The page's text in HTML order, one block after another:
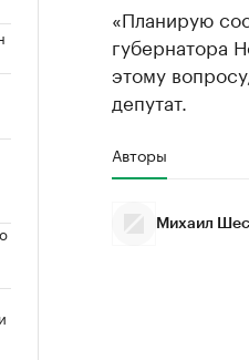
«Планирую
губернатора
этому
депутат.
Авторы
Михаил